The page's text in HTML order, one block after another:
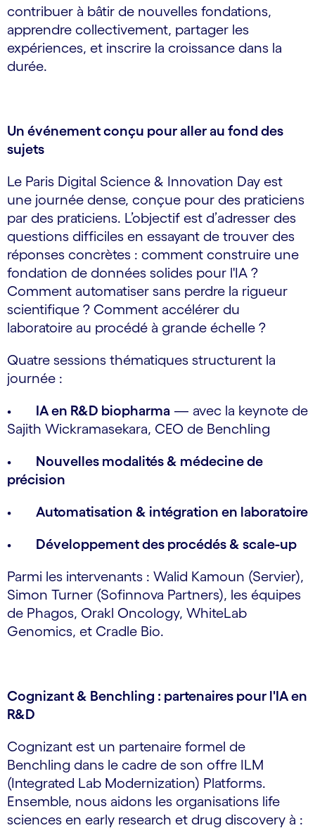
contribuer à bâtir de nouvelles fondations,
apprendre collectivement, partager les
expériences, et inscrire la croissance dans la
durée.
Un événement conçu pour aller au fond des
sujets
Le Paris Digital Science & Innovation Day est
une journée dense, conçue pour des praticiens
par des praticiens. L’objectif est d’adresser des
questions difficiles en essayant de trouver des
réponses concrètes : comment construire une
fondation de données solides pour l'IA ?
Comment automatiser sans perdre la rigueur
scientifique ? Comment accélérer du
laboratoire au procédé à grande échelle ?
Quatre sessions thématiques structurent la
journée :
• IA en R&D biopharma — avec la keynote de
Sajith Wickramasekara, CEO de Benchling
• Nouvelles modalités & médecine de
précision
• Automatisation & intégration en laboratoire
• Développement des procédés & scale-up
Parmi les intervenants : Walid Kamoun (Servier),
Simon Turner (Sofinnova Partners), les équipes
de Phagos, Orakl Oncology, WhiteLab
Genomics, et Cradle Bio.
Cognizant & Benchling : partenaires pour l'IA en
R&D
Cognizant est un partenaire formel de
Benchling dans le cadre de son offre ILM
(Integrated Lab Modernization) Platforms.
Ensemble, nous aidons les organisations life
sciences en early research et drug discovery à :